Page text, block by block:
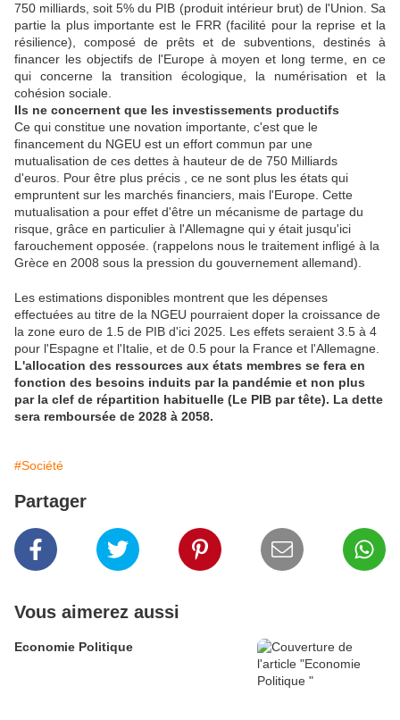
750 milliards, soit 5% du PIB (produit intérieur brut) de l'Union. Sa
partie la plus importante est le FRR (facilité pour la reprise et la
résilience), composé de prêts et de subventions, destinés à
financer les objectifs de l'Europe à moyen et long terme, en ce
qui concerne la transition écologique, la numérisation et la
cohésion sociale.
Ils ne concernent que les investissements productifs
Ce qui constitue une novation importante, c'est que le
financement du NGEU est un effort commun par une
mutualisation de ces dettes à hauteur de de 750 Milliards
d'euros. Pour être plus précis , ce ne sont plus les états qui
empruntent sur les marchés financiers, mais l'Europe. Cette
mutualisation a pour effet d'être un mécanisme de partage du
risque, grâce en particulier à l'Allemagne qui y était jusqu'ici
farouchement opposée. (rappelons nous le traitement infligé à la
Grèce en 2008 sous la pression du gouvernement allemand).
Les estimations disponibles montrent que les dépenses
effectuées au titre de la NGEU pourraient doper la croissance de
la zone euro de 1.5 de PIB d'ici 2025. Les effets seraient 3.5 à 4
pour l'Espagne et l'Italie, et de 0.5 pour la France et l'Allemagne.
L'allocation des ressources aux états membres se fera en
fonction des besoins induits par la pandémie et non plus
par la clef de répartition habituelle (Le PIB par tête). La dette
sera remboursée de 2028 à 2058.
#Société
Partager
Vous aimerez aussi
Economie Politique